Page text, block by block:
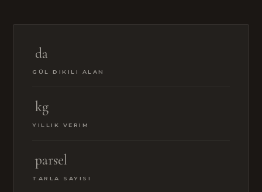
da
GÜL DIKILI ALAN
kg
YILLIK VERIM
parsel
TARLA SAYISI